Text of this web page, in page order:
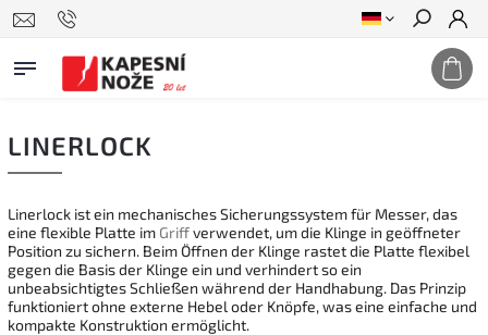
Suchen
LINERLOCK
Linerlock ist ein mechanisches Sicherungssystem für Messer, das
eine flexible Platte im Griffverwendet, um die Klinge in geöffneter
Position zu sichern. Beim Öffnen der Klinge rastet die Platte flexibel
gegen die Basis der Klinge ein und verhindert so ein
unbeabsichtigtes Schließen während der Handhabung. Das Prinzip
funktioniert ohne externe Hebel oder Knöpfe, was eine einfache und
kompakte Konstruktion ermöglicht.